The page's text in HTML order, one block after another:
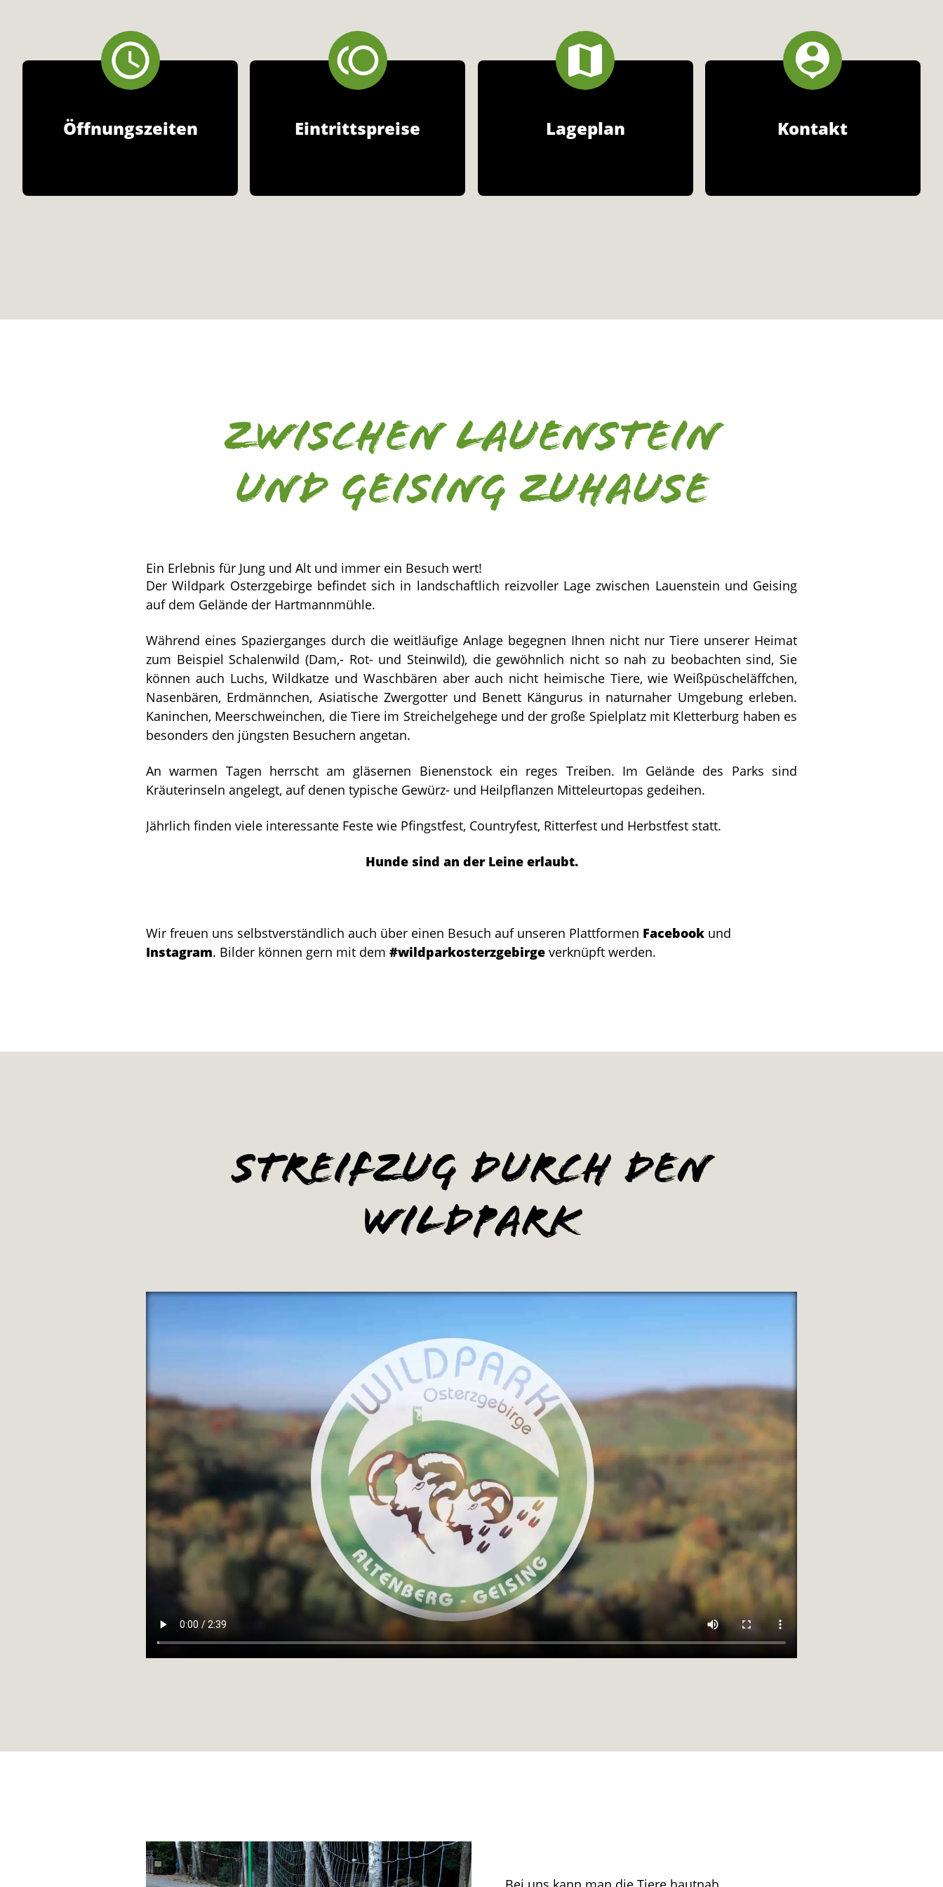
Öffnungszeiten Eintrittspreise Lageplan Kontakt
Zwischen Lauenstein
und Geising zuhause
Ein Erlebnis für Jung und Alt und immer ein Besuch wert!
Der Wildpark Osterzgebirge befindet sich in landschaftlich reizvoller Lage zwischen Lauenstein und Geising
auf dem Gelände der Hartmannmühle.
Während eines Spazierganges durch die weitläufige Anlage begegnen Ihnen nicht nur Tiere unserer Heimat
zum Beispiel Schalenwild (Dam,- Rot- und Steinwild), die gewöhnlich nicht so nah zu beobachten sind, Sie
können auch Luchs, Wildkatze und Waschbären aber auch nicht heimische Tiere, wie Weißpüscheläffchen,
Nasenbären, Erdmännchen, Asiatische Zwergotter und Benett Kängurus in naturnaher Umgebung erleben.
Kaninchen, Meerschweinchen, die Tiere im Streichelgehege und der große Spielplatz mit Kletterburg haben es
besonders den jüngsten Besuchern angetan.
An warmen Tagen herrscht am gläsernen Bienenstock ein reges Treiben. Im Gelände des Parks sind
Kräuterinseln angelegt, auf denen typische Gewürz- und Heilpflanzen Mitteleurtopas gedeihen.
Jährlich finden viele interessante Feste wie Pfingstfest, Countryfest, Ritterfest und Herbstfest statt.
Hunde sind an der Leine erlaubt.
Wir freuen uns selbstverständlich auch über einen Besuch auf unseren Plattformen Facebook und
Instagram. Bilder können gern mit dem #wildparkosterzgebirge verknüpft werden.
Streifzug durch den
Wildpark